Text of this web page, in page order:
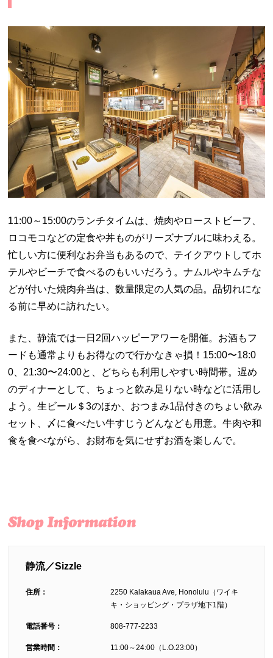
11:00～15:00のランチタイムは、焼肉やローストビーフ、
ロコモコなどの定食や丼ものがリーズナブルに味わえる。
忙しい方に便利なお弁当もあるので、テイクアウトしてホ
テルやビーチで食べるのもいいだろう。ナムルやキムチな
どが付いた焼肉弁当は、数量限定の人気の品。品切れにな
る前に早めに訪れたい。
また、静流では一日2回ハッピーアワーを開催。お酒もフ
ードも通常よりもお得なので行かなきゃ損！15:00〜18:0
0、21:30〜24:00と、どちらも利用しやすい時間帯。遅め
のディナーとして、ちょっと飲み足りない時などに活用し
よう。生ビール＄3のほか、おつまみ1品付きのちょい飲み
セット、〆に食べたい牛すじうどんなども用意。牛肉や和
食を食べながら、お財布を気にせずお酒を楽しんで。
静流／Sizzle
住所：
2250 Kalakaua Ave, Honolulu（ワイキ
キ・ショッピング・プラザ地下1階）
電話番号： 808-777-2233
営業時間： 11:00～24:00（L.O.23:00）